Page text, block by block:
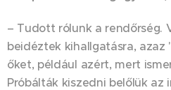
– Tudott rólunk a rendőrség.
beidéztek kihallgatásra, azaz
őket, például azért, mert
Próbálták kiszedni belőlük az